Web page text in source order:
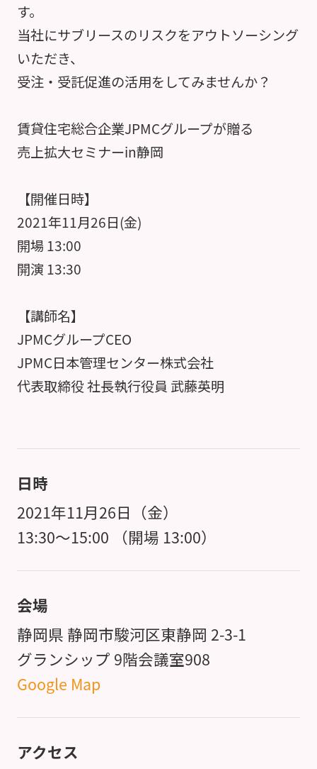
す。
当社にサブリースのリスクをアウトソーシング
いただき、
受注・受託促進の活用をしてみませんか？
賃貸住宅総合企業JPMCグループが贈る
売上拡大セミナーin静岡
【開催日時】
2021年11月26日(金)
開場 13:00
開演 13:30
【講師名】
JPMCグループCEO
JPMC日本管理センター株式会社
代表取締役 社長執行役員 武藤英明
日時
2021年11月26日（金）
13:30～15:00 （開場 13:00）
会場
静岡県 静岡市駿河区東静岡 2-3-1
グランシップ 9階会議室908
Google Map
アクセス